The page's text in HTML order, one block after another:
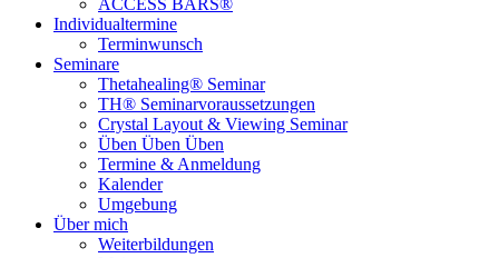
ACCESS BARS®
Individualtermine
Terminwunsch
Seminare
Thetahealing® Seminar
TH® Seminarvoraussetzungen
Crystal Layout & Viewing Seminar
Üben Üben Üben
Termine & Anmeldung
Kalender
Umgebung
Über mich
Weiterbildungen